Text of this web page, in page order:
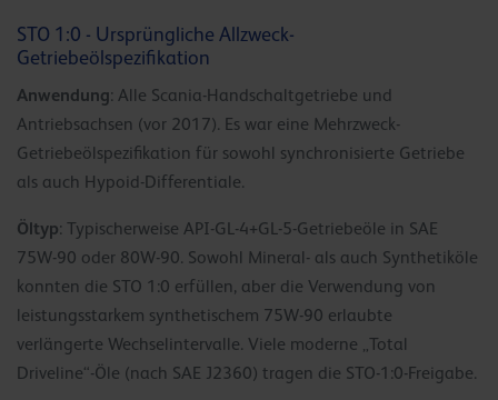
STO 1:0 - Ursprüngliche Allzweck-
Getriebeölspezifikation
Anwendung: Alle Scania-Handschaltgetriebe und
Antriebsachsen (vor 2017). Es war eine Mehrzweck-
Getriebeölspezifikation für sowohl synchronisierte Getriebe
als auch Hypoid-Differentiale.
Öltyp: Typischerweise API-GL-4+GL-5-Getriebeöle in SAE
75W-90 oder 80W-90. Sowohl Mineral- als auch Synthetiköle
konnten die STO 1:0 erfüllen, aber die Verwendung von
leistungsstarkem synthetischem 75W-90 erlaubte
verlängerte Wechselintervalle. Viele moderne „Total
Driveline“-Öle (nach SAE J2360) tragen die STO-1:0-Freigabe.